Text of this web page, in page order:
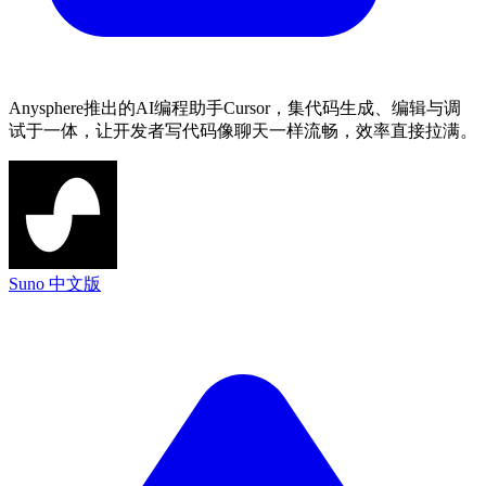
Anysphere推出的AI编程助手Cursor，集代码生成、编辑与调
试于一体，让开发者写代码像聊天一样流畅，效率直接拉满。
Suno 中文版